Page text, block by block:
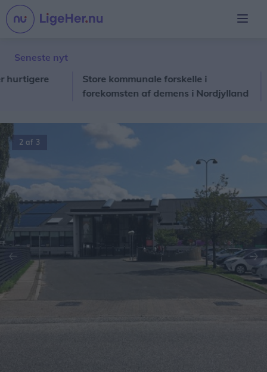
Seneste nyt
Store kommunale forskelle i
forekomsten af demens i Nordjylland
2 af 3
Forrige